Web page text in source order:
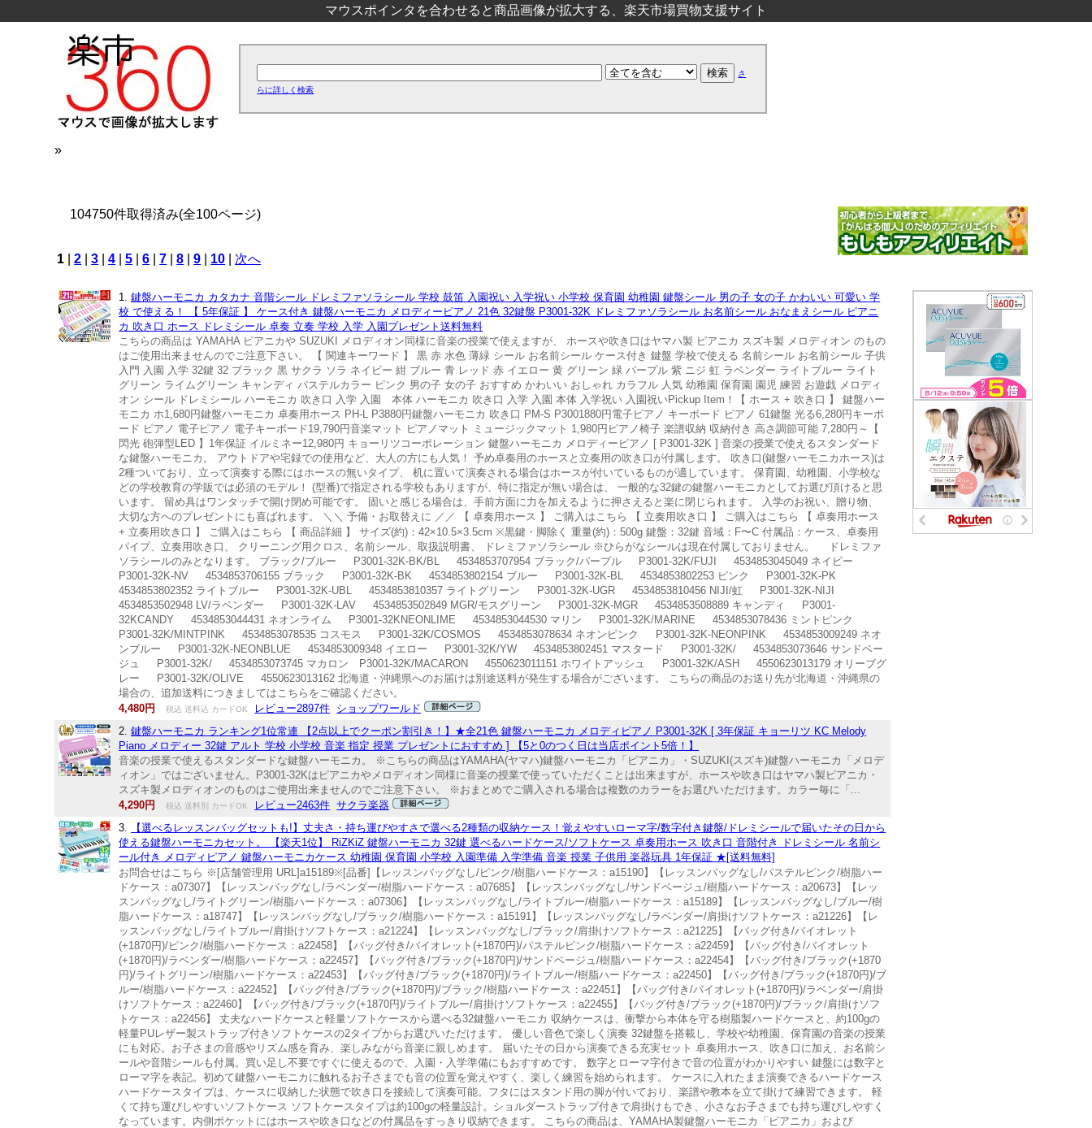
マウスポインタを合わせると商品画像が拡大する、楽天市場買物支援サイト
さ
らに詳しく検索
»
104750件取得済み(全100ページ)
1 |2 |3 |4 |5 |6 |7 |8 |9 10 次へ
1.鍵盤ハーモニカ カタカナ 音階シール ドレミファソラシール 学校 鼓笛 入園祝い 入学祝い 小学校 保育園 幼稚園 鍵盤シール 男の子 女の子 かわいい 可愛い 学
校 で使える！ 【 5年保証 】 ケース付き 鍵盤ハーモニカ メロディーピアノ 21色 32鍵盤 P3001-32K ドレミファソラシール お名前シール おなまえシール ピアニ
カ 吹き口 ホース ドレミシール 卓奏 立奏 学校 入学 入園プレゼント送料無料
こちらの商品は YAMAHA ピアニカや SUZUKI メロディオン同様に音楽の授業で使えますが、 ホースや吹き口はヤマハ製 ピアニカ スズキ製 メロディオン のもの
はご使用出来ませんのでご注意下さい。 【 関連キーワード 】 黒 赤 水色 薄緑 シール お名前シール ケース付き 鍵盤 学校で使える 名前シール お名前シール 子供
入門 入園 入学 32鍵 32 ブラック 黒 サクラ ソラ ネイビー 紺 ブルー 青 レッド 赤 イエロー 黄 グリーン 緑 パープル 紫 ニジ 虹 ラベンダー ライトブルー ライト
グリーン ライムグリーン キャンディ パステルカラー ピンク 男の子 女の子 おすすめ かわいい おしゃれ カラフル 人気 幼稚園 保育園 園児 練習 お遊戯 メロディ
オン シール ドレミシール ハーモニカ 吹き口 入学 入園 本体 ハーモニカ 吹き口 入学 入園 本体 入学祝い 入園祝いPickup Item！【 ホース + 吹き口 】 鍵盤ハー
モニカ ホ1,680円鍵盤ハーモニカ 卓奏用ホース PH-L P3880円鍵盤ハーモニカ 吹き口 PM-S P3001880円電子ピアノ キーボード ピアノ 61鍵盤 光る6,280円キーボ
ード ピアノ 電子ピアノ 電子キーボード19,790円音楽マット ピアノマット ミュージックマット 1,980円ピアノ椅子 楽譜収納 収納付き 高さ調節可能 7,280円～【
閃光 砲弾型LED 】1年保証 イルミネー12,980円 キョーリツコーポレーション 鍵盤ハーモニカ メロディーピアノ [ P3001-32K ] 音楽の授業で使えるスタンダード
な鍵盤ハーモニカ。 アウトドアや宅録での使用など、大人の方にも人気！ 予め卓奏用のホースと立奏用の吹き口が付属します。 吹き口(鍵盤ハーモニカホース)は
2種ついており、立って演奏する際にはホースの無いタイプ、 机に置いて演奏される場合はホースが付いているものが適しています。 保育園、幼稚園、小学校な
どの学校教育の学販では必須のモデル！ (型番)で指定される学校もありますが、特に指定が無い場合は、 一般的な32鍵の鍵盤ハーモニカとしてお選び頂けると思
います。 留め具はワンタッチで開け閉め可能です。 固いと感じる場合は、手前方面に力を加えるように押さえると楽に閉じられます。 入学のお祝い、贈り物、
大切な方へのプレゼントにも喜ばれます。 ＼＼ 予備・お取替えに ／／ 【 卓奏用ホース 】 ご購入はこちら 【 立奏用吹き口 】 ご購入はこちら 【 卓奏用ホース
+ 立奏用吹き口 】 ご購入はこちら 【 商品詳細 】 サイズ(約)：42×10.5×3.5cm ※黒鍵・脚除く 重量(約)：500g 鍵盤：32鍵 音域：F〜C 付属品：ケース、卓奏用
パイプ、立奏用吹き口、 クリーニング用クロス、名前シール、取扱説明書、 ドレミファソラシール ※ひらがなシールは現在付属しておりません。 ドレミファ
ソラシールのみとなります。 ブラック/ブルー P3001-32K-BK/BL 4534853707954 ブラック/パープル P3001-32K/FUJI 4534853045049 ネイビー
P3001-32K-NV 4534853706155 ブラック P3001-32K-BK 4534853802154 ブルー P3001-32K-BL 4534853802253 ピンク P3001-32K-PK
4534853802352 ライトブルー P3001-32K-UBL 4534853810357 ライトグリーン P3001-32K-UGR 4534853810456 NIJI/虹 P3001-32K-NIJI
4534853502948 LV/ラベンダー P3001-32K-LAV 4534853502849 MGR/モスグリーン P3001-32K-MGR 4534853508889 キャンディ P3001-
32KCANDY 4534853044431 ネオンライム P3001-32KNEONLIME 4534853044530 マリン P3001-32K/MARINE 4534853078436 ミントピンク
P3001-32K/MINTPINK 4534853078535 コスモス P3001-32K/COSMOS 4534853078634 ネオンピンク P3001-32K-NEONPINK 4534853009249 ネオ
ンブルー P3001-32K-NEONBLUE 4534853009348 イエロー P3001-32K/YW 4534853802451 マスタード P3001-32K/ 4534853073646 サンドベー
ジュ P3001-32K/ 4534853073745 マカロン P3001-32K/MACARON 4550623011151 ホワイトアッシュ P3001-32K/ASH 4550623013179 オリーブグ
レー P3001-32K/OLIVE 4550623013162 北海道・沖縄県へのお届けは別途送料が発生する場合がございます。 こちらの商品のお送り先が北海道・沖縄県の
場合の、追加送料につきましてはこちらをご確認ください。
4,480円
税込 送料込 カードOK レビュー2897件 ショップワールド
2.鍵盤ハーモニカ ランキング1位常連 【2点以上でクーポン割引き！】★全21色 鍵盤ハーモニカ メロディピアノ P3001-32K [ 3年保証 キョーリツ KC Melody
Piano メロディー 32鍵 アルト 学校 小学校 音楽 指定 授業 プレゼントにおすすめ ] 【5と0のつく日は当店ポイント5倍！】
音楽の授業で使えるスタンダードな鍵盤ハーモニカ。 ※こちらの商品はYAMAHA(ヤマハ)鍵盤ハーモニカ「ピアニカ」・SUZUKI(スズキ)鍵盤ハーモニカ「メロデ
ィオン」ではございません。P3001-32Kはピアニカやメロディオン同様に音楽の授業で使っていただくことは出来ますが、ホースや吹き口はヤマハ製ピアニカ・
スズキ製メロディオンのものはご使用出来ませんのでご注意下さい。 ※おまとめでご購入される場合は複数のカラーをお選びいただけます。カラー毎に「...
4,290円
税込 送料別 カードOK レビュー2463件 サクラ楽器
3.
【選べるレッスンバッグセットも!】丈夫さ・持ち運びやすさで選べる2種類の収納ケース！覚えやすいローマ字/数字付き鍵盤/ドレミシールで届いたその日から
使える鍵盤ハーモニカセット。 【楽天1位】 RiZKiZ 鍵盤ハーモニカ 32鍵 選べるハードケース/ソフトケース 卓奏用ホース 吹き口 音階付き ドレミシール 名前シ
ール付き メロディピアノ 鍵盤ハーモニカケース 幼稚園 保育園 小学校 入園準備 入学準備 音楽 授業 子供用 楽器玩具 1年保証 ★[送料無料]
お問合せはこちら ※[店舗管理用 URL]a15189※[品番]【レッスンバッグなし/ピンク/樹脂ハードケース：a15190】【レッスンバッグなし/パステルピンク/樹脂ハー
ドケース：a07307】【レッスンバッグなし/ラベンダー/樹脂ハードケース：a07685】【レッスンバッグなし/サンドベージュ/樹脂ハードケース：a20673】【レッ
スンバッグなし/ライトグリーン/樹脂ハードケース：a07306】【レッスンバッグなし/ライトブルー/樹脂ハードケース：a15189】【レッスンバッグなし/ブルー/樹
脂ハードケース：a18747】【レッスンバッグなし/ブラック/樹脂ハードケース：a15191】【レッスンバッグなし/ラベンダー/肩掛けソフトケース：a21226】【レ
ッスンバッグなし/ライトブルー/肩掛けソフトケース：a21224】【レッスンバッグなし/ブラック/肩掛けソフトケース：a21225】【バッグ付き/バイオレット
(+1870円)/ピンク/樹脂ハードケース：a22458】【バッグ付き/バイオレット(+1870円)/パステルピンク/樹脂ハードケース：a22459】【バッグ付き/バイオレット
(+1870円)/ラベンダー/樹脂ハードケース：a22457】【バッグ付き/ブラック(+1870円)/サンドベージュ/樹脂ハードケース：a22454】【バッグ付き/ブラック(+1870
円)/ライトグリーン/樹脂ハードケース：a22453】【バッグ付き/ブラック(+1870円)/ライトブルー/樹脂ハードケース：a22450】【バッグ付き/ブラック(+1870円)/ブ
ルー/樹脂ハードケース：a22452】【バッグ付き/ブラック(+1870円)/ブラック/樹脂ハードケース：a22451】【バッグ付き/バイオレット(+1870円)/ラベンダー/肩掛
けソフトケース：a22460】【バッグ付き/ブラック(+1870円)/ライトブルー/肩掛けソフトケース：a22455】【バッグ付き/ブラック(+1870円)/ブラック/肩掛けソフ
トケース：a22456】 丈夫なハードケースと軽量ソフトケースから選べる32鍵盤ハーモニカ 収納ケースは、衝撃から本体を守る樹脂製ハードケースと、約100gの
軽量PUレザー製ストラップ付きソフトケースの2タイプからお選びいただけます。 優しい音色で楽しく演奏 32鍵盤を搭載し、学校や幼稚園、保育園の音楽の授業
にも対応。お子さまの音感やリズム感を育み、楽しみながら音楽に親しめます。 届いたその日から演奏できる充実セット 卓奏用ホース、吹き口に加え、お名前シ
ールや音階シールも付属。買い足し不要ですぐに使えるので、入園・入学準備にもおすすめです。 数字とローマ字付きで音の位置がわかりやすい 鍵盤には数字と
ローマ字を表記。初めて鍵盤ハーモニカに触れるお子さまでも音の位置を覚えやすく、楽しく練習を始められます。 ケースに入れたまま演奏できるハードケース
ハードケースタイプは、ケースに収納した状態で吹き口を接続して演奏可能。フタにはスタンド用の脚が付いており、楽譜や教本を立て掛けて練習できます。 軽
くて持ち運びしやすいソフトケース ソフトケースタイプは約100gの軽量設計。ショルダーストラップ付きで肩掛けもでき、小さなお子さまでも持ち運びしやすく
なっています。内側ポケットにはホースや吹き口などの付属品をすっきり収納できます。 こちらの商品は、YAMAHA製鍵盤ハーモニカ「ピアニカ」および